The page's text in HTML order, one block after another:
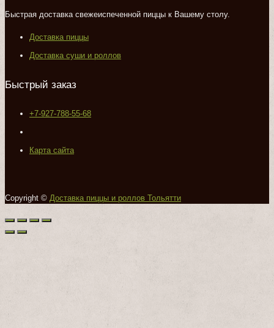
Быстрая доставка свежеиспеченной пиццы к Вашему столу.
Доставка пиццы
Доставка суши и роллов
Быстрый заказ
+7-927-788-55-68
Карта сайта
Copyright © Доставка пиццы и роллов Тольятти